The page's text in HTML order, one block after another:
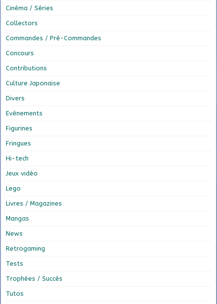
Cinéma / Séries
Collectors
Commandes / Pré-Commandes
Concours
Contributions
Culture Japonaise
Divers
Evénements
Figurines
Fringues
Hi-tech
Jeux vidéo
Lego
Livres / Magazines
Mangas
News
Retrogaming
Tests
Trophées / Succès
Tutos